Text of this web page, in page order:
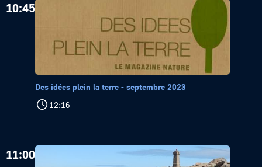
10:45
Des idées plein la terre - septembre 2023
12:16
11:00